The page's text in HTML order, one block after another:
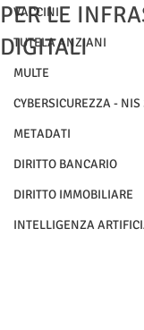
VACCINI
TUTELA ANZIANI
MULTE
CYBERSICUREZZA - NIS
METADATI
DIRITTO BANCARIO
DIRITTO IMMOBILIARE
INTELLIGENZA
PER LE
DIGITALI